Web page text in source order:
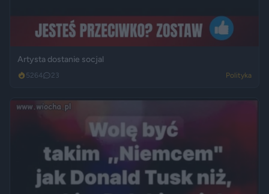
Artysta dostanie socjal
5264 23 Polityka